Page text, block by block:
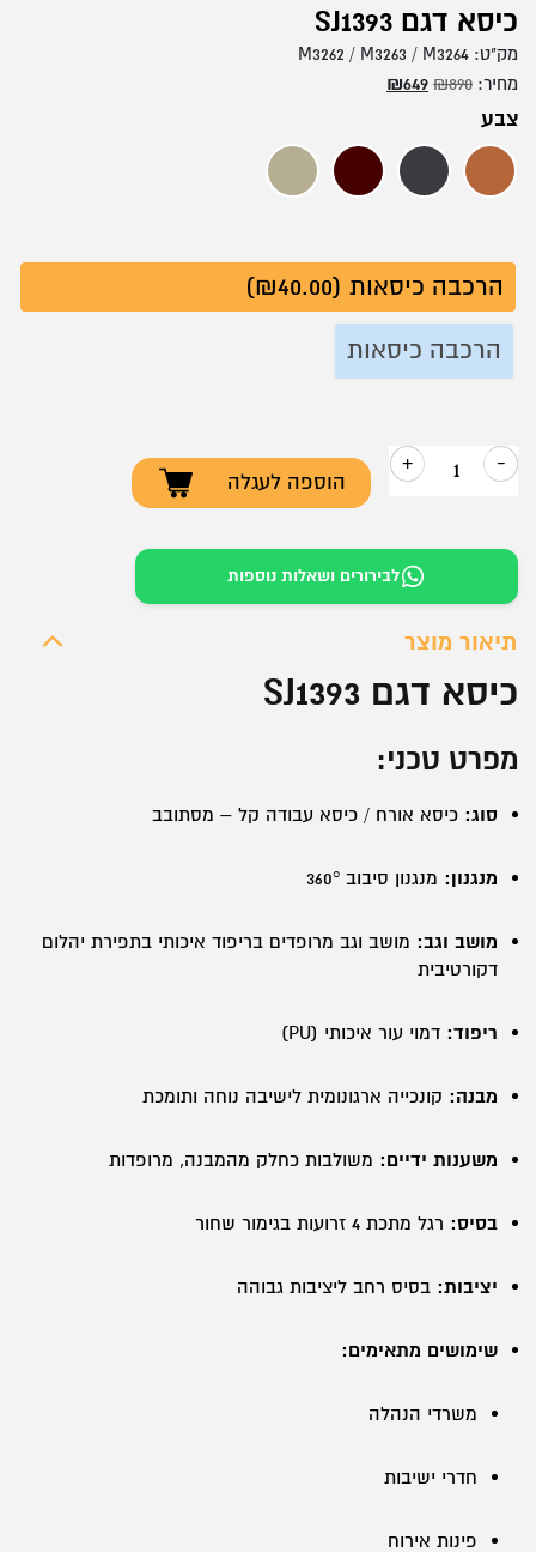
כיסא דגם SJ1393
מחיר: ₪890
המחיר
היה:
₪890.
₪649
הוא:
₪649.
צבע
קאמל שחור חום קרם
הרכבה כיסאות (₪40.00)
הרכבה כיסאות
-
כמות
SJ1393
+
הוספה לעגלה
מק"ט: M3262 / M3263 / M3264
לבירורים ושאלות נוספות
תיאור מוצר
כיסא דגם SJ1393
מפרט טכני:
סוג: כיסא אורח / כיסא עבודה קל – מסתובב
מנגנון: מנגנון סיבוב 360°
מושב וגב: מושב וגב מרופדים בריפוד איכותי בתפירת יהלום
דקורטיבית
ריפוד: דמוי עור איכותי (PU)
מבנה: קונכייה ארגונומית לישיבה נוחה ותומכת
משענות ידיים: משולבות כחלק מהמבנה, מרופדות
בסיס: רגל מתכת 4 זרועות בגימור שחור
יציבות: בסיס רחב ליציבות גבוהה
שימושים מתאימים:
משרדי הנהלה
חדרי ישיבות
פינות אירוח